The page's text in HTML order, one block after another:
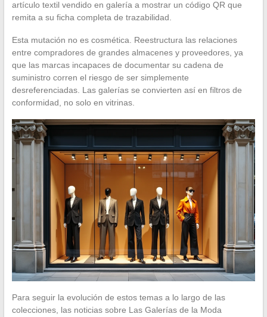
artículo textil vendido en galería a mostrar un código QR que
remita a su ficha completa de trazabilidad.
Esta mutación no es cosmética. Reestructura las relaciones
entre compradores de grandes almacenes y proveedores, ya
que las marcas incapaces de documentar su cadena de
suministro corren el riesgo de ser simplemente
desreferenciadas. Las galerías se convierten así en filtros de
conformidad, no solo en vitrinas.
Para seguir la evolución de estos temas a lo largo de las
colecciones, las noticias sobre Las Galerías de la Moda